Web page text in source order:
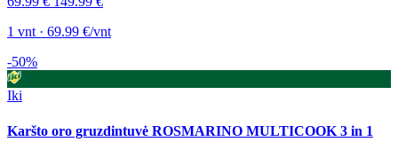
1 vnt · 69.99 €/vnt
-50%
Iki
Karšto oro gruzdintuvė ROSMARINO MULTICOOK 3 in 1